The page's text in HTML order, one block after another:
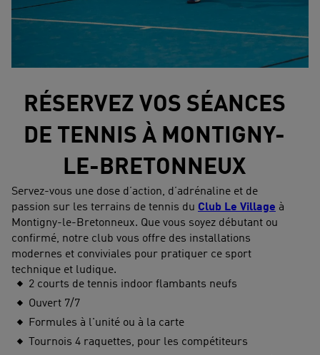
RÉSERVEZ VOS SÉANCES
DE TENNIS À MONTIGNY-
LE-BRETONNEUX
Servez-vous une dose d’action, d’adrénaline et de
passion sur les terrains de tennis du Club Le Village à
Montigny-le-Bretonneux. Que vous soyez débutant ou
confirmé, notre club vous offre des installations
modernes et conviviales pour pratiquer ce sport
technique et ludique.
2 courts de tennis indoor flambants neufs
Ouvert 7/7
Formules à l'unité ou à la carte
Tournois 4 raquettes, pour les compétiteurs